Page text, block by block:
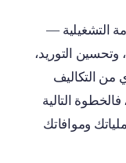
التشغيلية —
وتحسين التوريد،
من التكاليف
التالية
وموافاتك